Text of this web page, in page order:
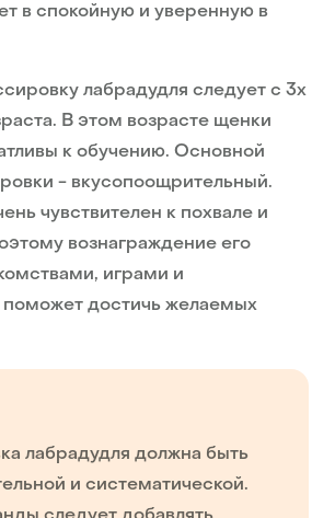
в спокойную и уверенную в
лабрадудля следует с 3х
В этом возрасте щенки
к обучению. Основной
- вкусопоощрительный.
чувствителен к похвале и
вознаграждение его
играми и
поможет достичь желаемых
лабрадудля должна быть
и систематической.